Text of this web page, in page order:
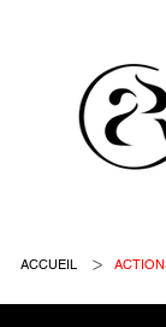
ACCUEIL >